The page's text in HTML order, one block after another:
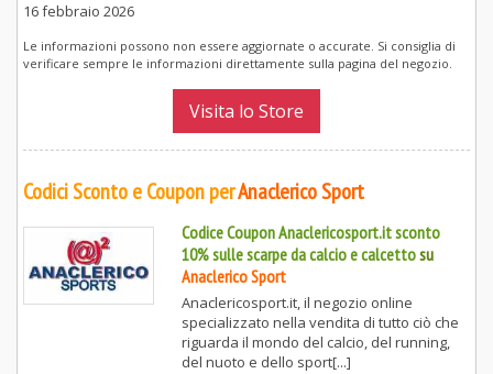
16 febbraio 2026
Le informazioni possono non essere aggiornate o accurate. Si consiglia di
verificare sempre le informazioni direttamente sulla pagina del negozio.
Visita lo Store
Codici Sconto e Coupon perAnaclerico Sport
Codice Coupon Anaclericosport.it sconto
10% sulle scarpe da calcio e calcettosu
Anaclerico Sport
Anaclericosport.it, il negozio online
specializzato nella vendita di tutto ciò che
riguarda il mondo del calcio, del running,
del nuoto e dello sport[...]